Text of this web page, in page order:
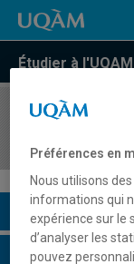
Étudier à l'UQAM
COURS//
Description du
Horaire - Été
Préférences en
Nous utilisons
informations qui
expérience sur le
d’analyser les
pouvez